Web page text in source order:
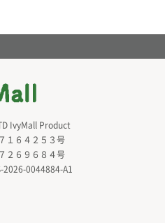
IvyMall Product
１６４２５３号
２６９６８４号
2026-0044884-A1